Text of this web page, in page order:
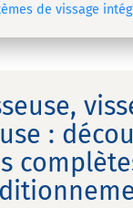
de vissage
: